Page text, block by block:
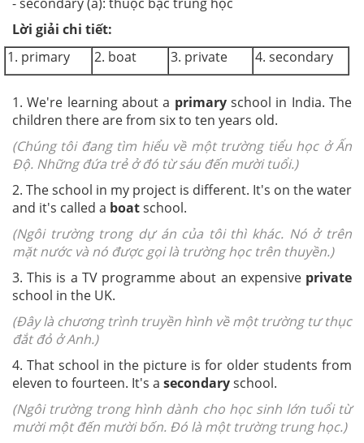
Lời giải chi tiết:
1. primary
2. boat 3. private 4. secondary
1. We're learning about a primaryschool in India. The
children there are from six to ten years old.
(Chúng tôi đang tìm hiểu về một trường tiểu học ở Ấn
Độ. Những đứa trẻ ở đó từ sáu đến mười tuổi.)
2. The school in my project is different. It's on the water
and it's called a boatschool.
(Ngôi trường trong dự án của tôi thì khác. Nó ở trên
mặt nước và nó được gọi là trường học trên thuyền.)
3. This is a TV programme about an expensive private
school in the UK.
(Đây là chương trình truyền hình về một trường tư thục
đắt đỏ ở Anh.)
4. That school in the picture is for older students from
eleven to fourteen. It's a secondaryschool.
(Ngôi trường trong hình dành cho học sinh lớn tuổi từ
mười một đến mười bốn. Đó là một trường trung học.)